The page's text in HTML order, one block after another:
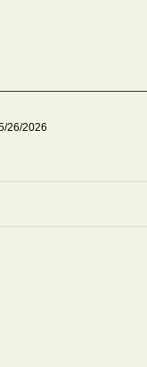
26/2026